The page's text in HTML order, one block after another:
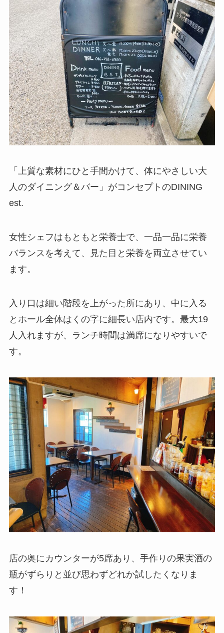
「上質な素材にひと手間かけて、体にやさしい大
人のダイニング＆バー」がコンセプトのDINING
est.
女性シェフはもともと栄養士で、一品一品に栄養
バランスを考えて、見た目と栄養を両立させてい
ます。
入り口は細い階段を上がった所にあり、中に入る
とホール全体はくの字に細長い店内です。最大19
人入れますが、ランチ時間は満席になりやすいで
す。
店の奥にカウンターが5席あり、手作りの果実酒の
瓶がずらりと並び思わずどれか試したくなりま
す！